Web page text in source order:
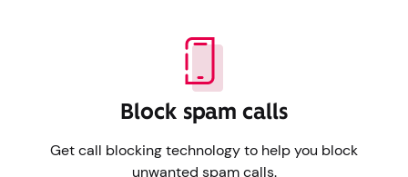
Obtenga tecnología de bloqueo de llamadas para